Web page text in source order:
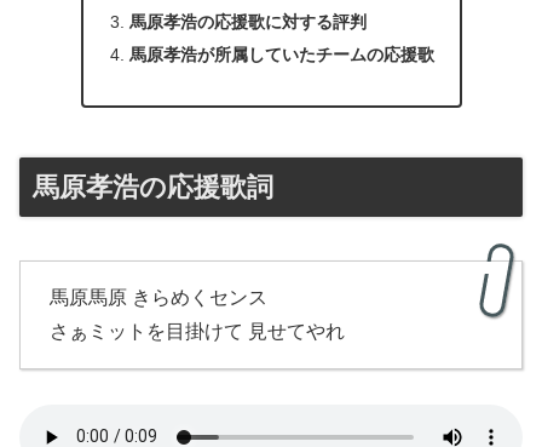
馬原孝浩の応援歌に対する評判
馬原孝浩が所属していたチームの応援歌
馬原孝浩の応援歌詞
馬原馬原 きらめくセンス
さぁミットを目掛けて 見せてやれ